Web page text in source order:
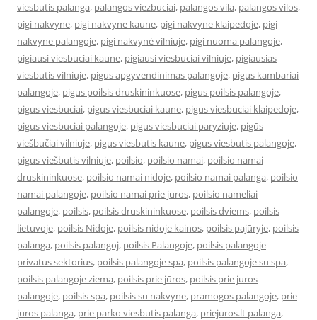
viesbutis palanga, palangos viezbuciai, palangos vila, palangos vilos,
pigi nakvyne, pigi nakvyne kaune, pigi nakvyne klaipedoje, pigi
nakvyne palangoje, pigi nakvynė vilniuje, pigi nuoma palangoje,
pigiausi viesbuciai kaune, pigiausi viesbuciai vilniuje, pigiausias
viesbutis vilniuje, pigus apgyvendinimas palangoje, pigus kambariai
palangoje, pigus poilsis druskininkuose, pigus poilsis palangoje,
pigus viesbuciai, pigus viesbuciai kaune, pigus viesbuciai klaipedoje,
pigus viesbuciai palangoje, pigus viesbuciai paryziuje, pigūs
viešbučiai vilniuje, pigus viesbutis kaune, pigus viesbutis palangoje,
pigus viešbutis vilniuje, poilsio, poilsio namai, poilsio namai
druskininkuose, poilsio namai nidoje, poilsio namai palanga, poilsio
namai palangoje, poilsio namai prie juros, poilsio nameliai
palangoje, poilsis, poilsis druskininkuose, poilsis dviems, poilsis
lietuvoje, poilsis Nidoje, poilsis nidoje kainos, poilsis pajūryje, poilsis
palanga, poilsis palangoj, poilsis Palangoje, poilsis palangoje
privatus sektorius, poilsis palangoje spa, poilsis palangoje su spa,
poilsis palangoje ziema, poilsis prie jūros, poilsis prie juros
palangoje, poilsis spa, poilsis su nakvyne, pramogos palangoje, prie
juros palanga, prie parko viesbutis palanga, priejuros.lt palanga,